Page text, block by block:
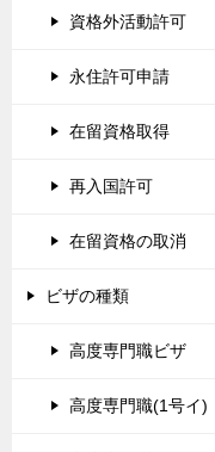
資格外活動許可
永住許可申請
在留資格取得
再入国許可
在留資格の取消
ビザの種類
高度専門職ビザ
高度専門職(1号イ)